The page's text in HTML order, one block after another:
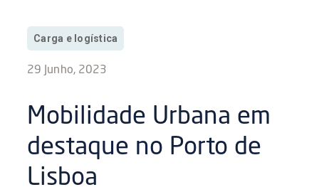
Carga e logística
29 Junho, 2023
Mobilidade Urbana em
destaque no Porto de
Lisboa